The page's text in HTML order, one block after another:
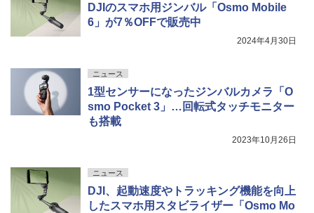
DJIのスマホ用ジンバル「Osmo Mobile
6」が7％OFFで販売中
2024年4月30日
ニュース
1型センサーになったジンバルカメラ「O
smo Pocket 3」…回転式タッチモニター
も搭載
2023年10月26日
ニュース
DJI、起動速度やトラッキング機能を向上
したスマホ用スタビライザー「Osmo Mo